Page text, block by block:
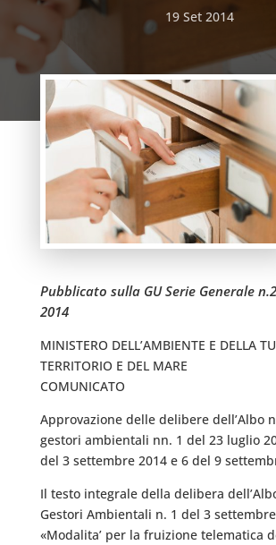
19 Set 2014
Pubblicato sulla GU Serie Generale
2014
MINISTERO DELL’AMBIENTE E DELLA
TERRITORIO E DEL MARE
COMUNICATO
Approvazione delle delibere dell’Albo
gestori ambientali nn. 1 del 23 luglio
del 3 settembre 2014 e 6 del 9
Il testo integrale della delibera
Gestori Ambientali n. 1 del 3
«Modalita’ per la fruizione telematica